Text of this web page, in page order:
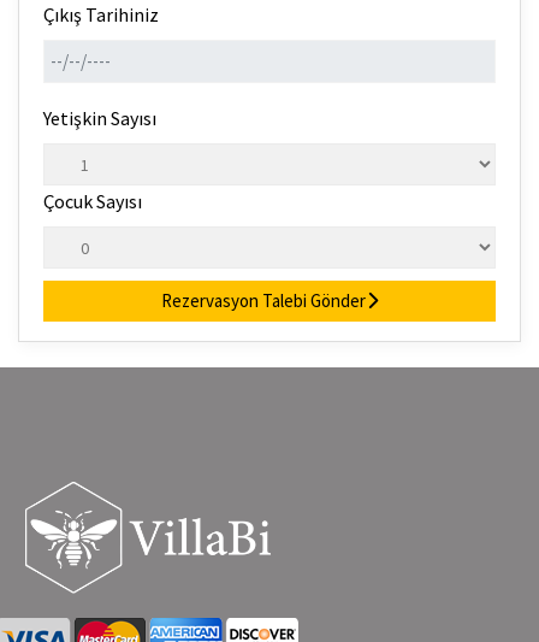
Çıkış Tarihiniz
Yetişkin Sayısı
Çocuk Sayısı
Rezervasyon Talebi Gönder